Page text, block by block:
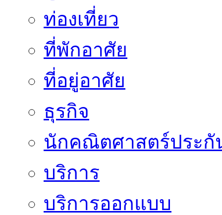
ท่องเที่ยว
ที่พักอาศัย
ที่อยู่อาศัย
ธุรกิจ
นักคณิตศาสตร์ประกั
บริการ
บริการออกแบบ